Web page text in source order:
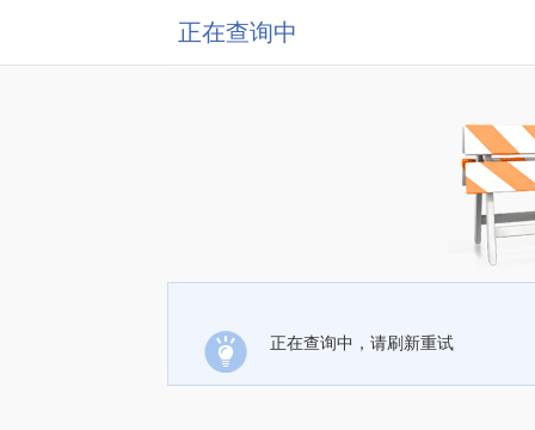
正在查询中
正在查询中，请刷新重试